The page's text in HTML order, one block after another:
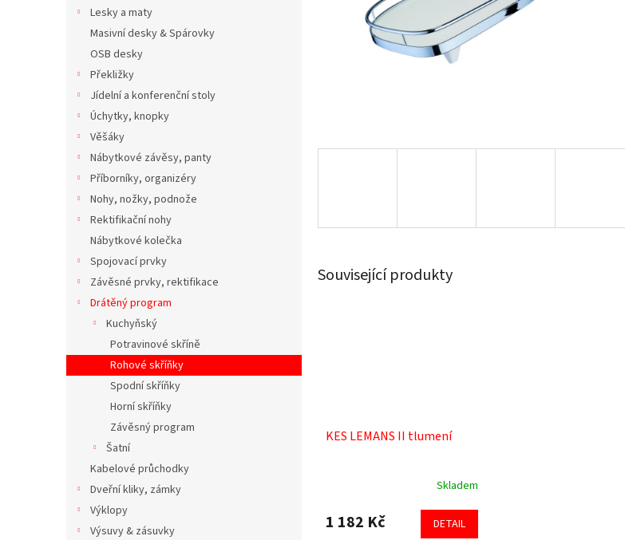
Lesky a maty
Masivní desky & Spárovky
OSB desky
Překližky
Jídelní a konferenční stoly
Úchytky, knopky
Věšáky
Nábytkové závěsy, panty
Příborníky, organizéry
Nohy, nožky, podnože
Rektifikační nohy
Nábytkové kolečka
Spojovací prvky
Závěsné prvky, rektifikace
Drátěný program
Kuchyňský
Potravinové skříně
Rohové skříňky
Spodní skříňky
Horní skříňky
Závěsný program
Šatní
Kabelové průchodky
Dveřní kliky, zámky
Výklopy
Výsuvy & zásuvky
Související produkty
KES LEMANS II tlumení
Skladem
1 182 Kč DETAIL